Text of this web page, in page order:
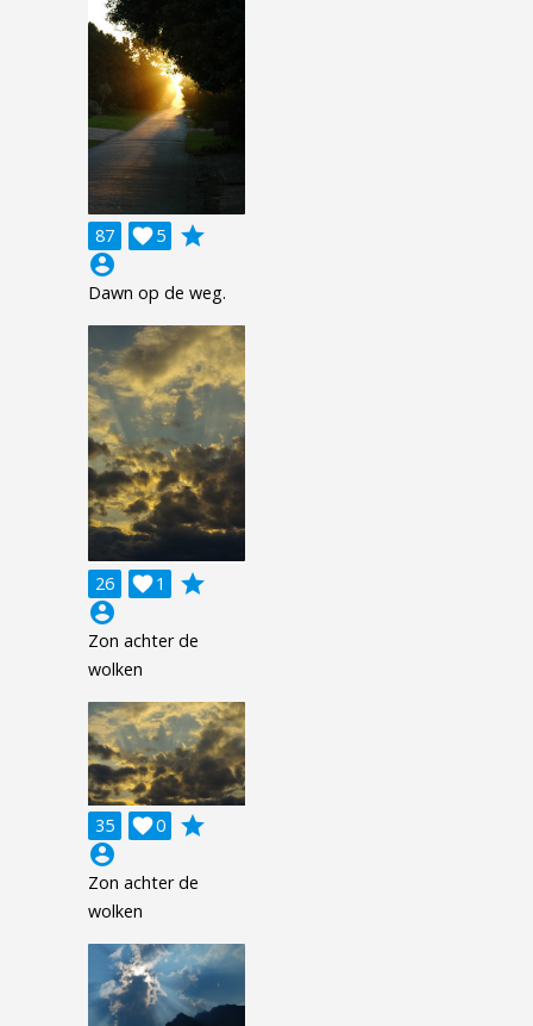
87 5

grade
account_circle
Dawn op de weg.
26 1

grade
account_circle
Zon achter de
wolken
35 0

grade
account_circle
Zon achter de
wolken